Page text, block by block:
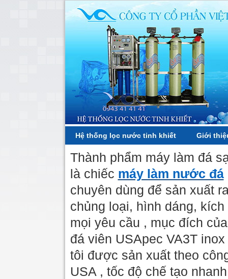
Hệ thống lọc nước tinh khiết Giới
Thành phẩm máy làm đá
là chiếc máy làm nước đá
chuyên dùng để sản xuất
chủng loại, hình dáng,
mọi yêu cầu , mục đích
đá viên USApec VA3T
tôi được sản xuất theo
USA , tốc độ chế tạo